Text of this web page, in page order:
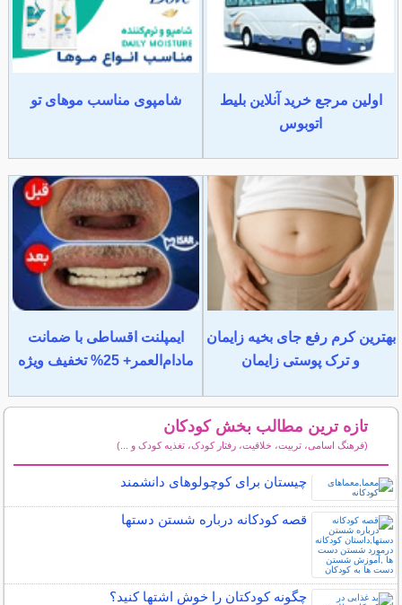
اولین مرجع خرید آنلاین بلیط
اتوبوس
شامپوی مناسب موهای تو
بهترین کرم رفع جای بخیه زایمان
و ترک پوستی زایمان
ایمپلنت اقساطی با ضمانت
مادام‌العمر+ 25% تخفیف ویژه
تازه ترین مطالب بخش کودکان
(فرهنگ اسامی، تربیت، خلاقیت، رفتار کودک، تغذیه کودک و ...)
چیستان برای کوچولوهای دانشمند
قصه کودکانه درباره شستن دستها
چگونه کودکتان را خوش اشتها کنید؟